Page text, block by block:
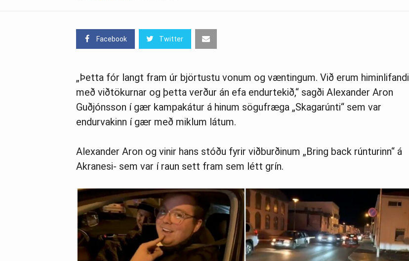
Facebook Twitter
„Þetta fór langt fram úr björtustu vonum og væntingum. Við erum himinlifandi
með viðtökurnar og þetta verður án efa endurtekið,“ sagði Alexander Aron
Guðjónsson í gær kampakátur á hinum sögufræga „Skagarúnti“ sem var
endurvakinn í gær með miklum látum.
Alexander Aron og vinir hans stóðu fyrir viðburðinum „Bring back rúnturinn“ á
Akranesi- sem var í raun sett fram sem létt grín.